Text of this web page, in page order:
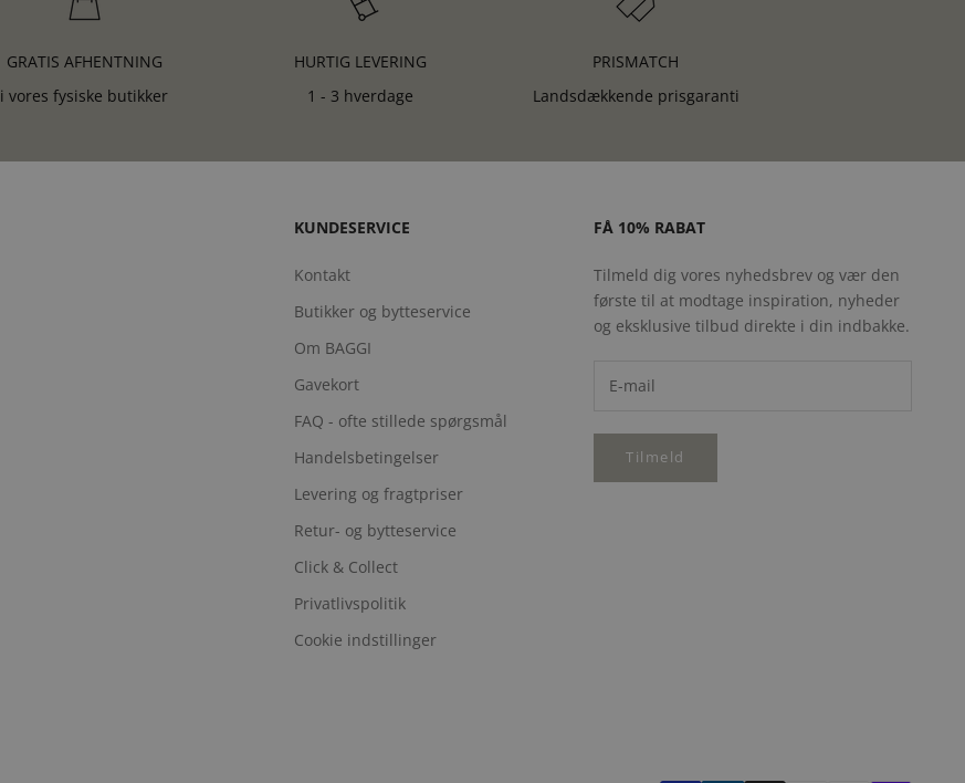
GRATIS AFHENTNING
i vores fysiske butikker
HURTIG LEVERING
1 - 3 hverdage
PRISMATCH
Landsdækkende prisgaranti
KUNDESERVICE
Kontakt
Butikker og bytteservice
Om BAGGI
Gavekort
FAQ - ofte stillede spørgsmål
Handelsbetingelser
Levering og fragtpriser
Retur- og bytteservice
Click & Collect
Privatlivspolitik
Cookie indstillinger
FÅ 10% RABAT
Tilmeld dig vores nyhedsbrev og vær den
første til at modtage inspiration, nyheder
og eksklusive tilbud direkte i din indbakke.
Tilmeld